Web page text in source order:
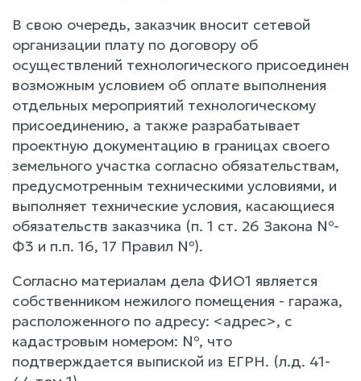
В свою очередь, заказчик вносит сетевой
организации плату по договору об
осуществлений технологического присоединен
возможным условием об оплате выполнения
отдельных мероприятий технологическому
присоединению, а также разрабатывает
проектную документацию в границах своего
земельного участка согласно обязательствам,
предусмотренным техническими условиями, и
выполняет технические условия, касающиеся
обязательств заказчика (п. 1 ст. 26 Закона №-
Ф3 и п.п. 16, 17 Правил №).
Согласно материалам дела ФИО1 является
собственником нежилого помещения - гаража,
расположенного по адресу: <адрес>, с
кадастровым номером: №, что
подтверждается выпиской из ЕГРН. (л.д. 41-